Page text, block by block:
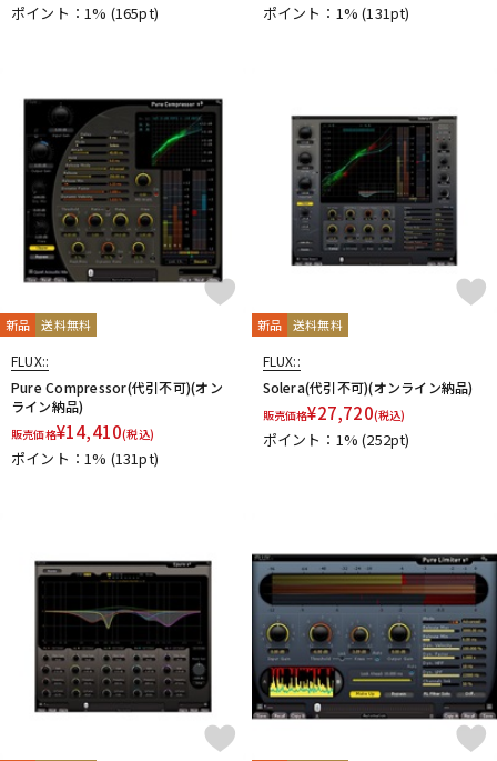
DJ機器 DTM
DTM オンライン納品
配信/ライブ機器 楽器アクセサリ
中古 ヴィンテージ
ポイント：1% (165pt) ポイント：1%(131pt)
新品 送料無料
FLUX::
Pure Compressor(代引不可)(オン
ライン納品)
販売価格¥14,410(税込)
ポイント：1% (131pt)
新品 送料無料
FLUX::
Solera(代引不可)(オンライン納品)
販売価格¥27,720(税込)
ポイント：1%(252pt)